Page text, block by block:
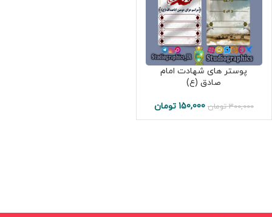
پوستر های شهادت امام
صادق (ع)
300,000 تومان 150,000 تومان